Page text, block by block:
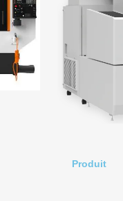
Produit